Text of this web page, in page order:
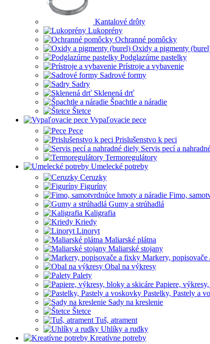
Kantalové drôty
Lukoprény
Ochranné pomôcky
Oxidy a pigmenty
Podglazúrne pastelky
Prístroje a vybavenie
Sadrové formy
Sadry
Sklenená drť
Špachtle a náradie
Štetce
Vypaľovacie pece
Pece
Prislušenstvo k peci
Servis pecí a
Termoregulátory
Umelecké potreby
Ceruzky
Figuríny
Fimo,
Gumy a strúhadlá
Kaligrafia
Kriedy
Linoryt
Maliarské plátna
Maliarské stojany
Markery,
Obal na výkresy
Palety
Papiere,
Pastelky, Pastely a
Sady na kreslenie
Štetce
Tuš, atrament
Uhlíky a rudky
Kreatívne potreby